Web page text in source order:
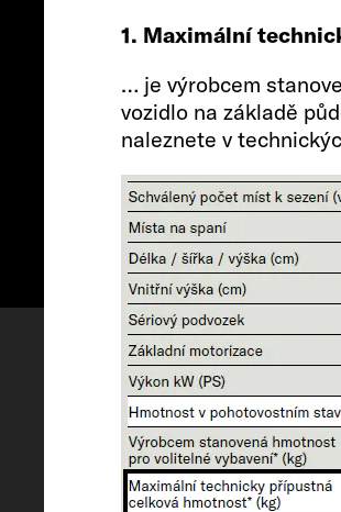
1. Maximální
… je výrobcem
vozidlo na základě
naleznete v
Konfigurovat